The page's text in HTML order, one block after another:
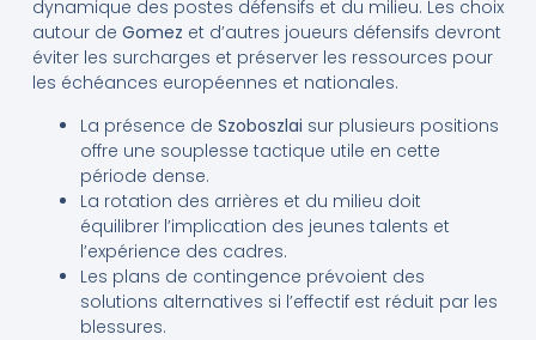
dynamique des postes défensifs et du milieu. Les choix
autour de Gomez et d’autres joueurs défensifs devront
éviter les surcharges et préserver les ressources pour
les échéances européennes et nationales.
La présence de Szoboszlai sur plusieurs positions
offre une souplesse tactique utile en cette
période dense.
La rotation des arrières et du milieu doit
équilibrer l’implication des jeunes talents et
l’expérience des cadres.
Les plans de contingence prévoient des
solutions alternatives si l’effectif est réduit par les
blessures.